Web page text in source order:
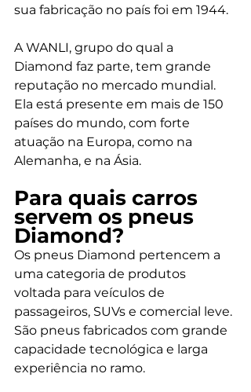
sua fabricação no país foi em 1944.
A WANLI, grupo do qual a
Diamond faz parte, tem grande
reputação no mercado mundial.
Ela está presente em mais de 150
países do mundo, com forte
atuação na Europa, como na
Alemanha, e na Ásia.
Para quais carros
servem os pneus
Diamond?
Os pneus Diamond pertencem a
uma categoria de produtos
voltada para veículos de
passageiros, SUVs e comercial leve.
São pneus fabricados com grande
capacidade tecnológica e larga
experiência no ramo.